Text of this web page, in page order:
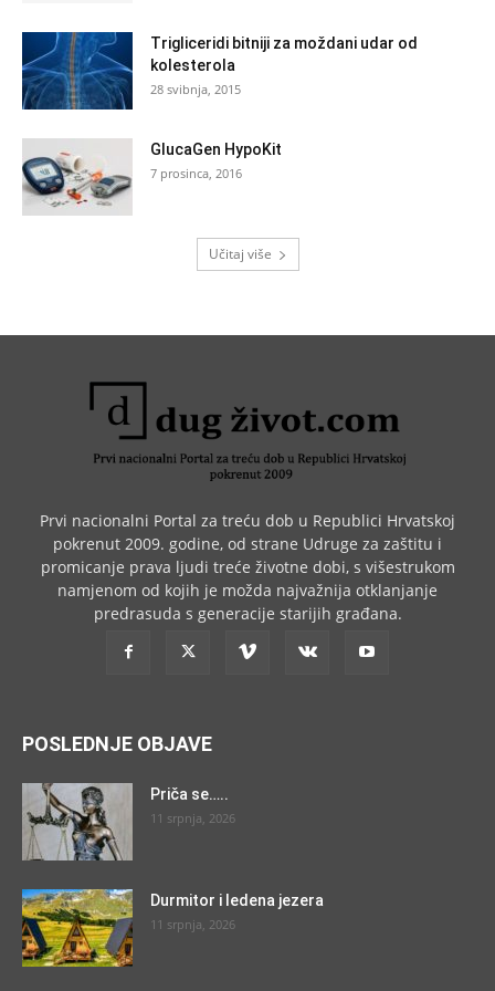
Trigliceridi bitniji za moždani udar od
kolesterola
28 svibnja, 2015
GlucaGen HypoKit
7 prosinca, 2016
Učitaj više
Prvi nacionalni Portal za treću dob u Republici Hrvatskoj
pokrenut 2009. godine, od strane Udruge za zaštitu i
promicanje prava ljudi treće životne dobi, s višestrukom
namjenom od kojih je možda najvažnija otklanjanje
predrasuda s generacije starijih građana.
POSLEDNJE OBJAVE
Priča se…..
11 srpnja, 2026
Durmitor i ledena jezera
11 srpnja, 2026